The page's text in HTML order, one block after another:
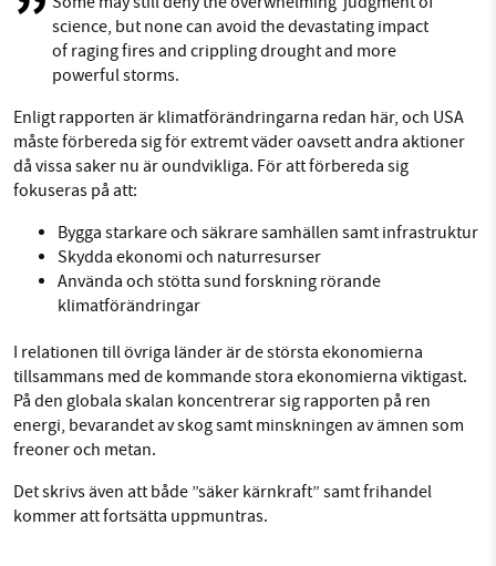
science, but none can avoid the devastating impact
of raging fires and crippling drought and more
powerful storms.
Enligt rapporten är klimatförändringarna redan här, och USA
måste förbereda sig för extremt väder oavsett andra aktioner
då vissa saker nu är oundvikliga. För att förbereda sig
fokuseras på att:
Bygga starkare och säkrare samhällen samt infrastruktur
Skydda ekonomi och naturresurser
Använda och stötta sund forskning rörande
klimatförändringar
I relationen till övriga länder är de största ekonomierna
tillsammans med de kommande stora ekonomierna viktigast.
På den globala skalan koncentrerar sig rapporten på ren
energi, bevarandet av skog samt minskningen av ämnen som
freoner och metan.
Det skrivs även att både ”säker kärnkraft” samt frihandel
kommer att fortsätta uppmuntras.